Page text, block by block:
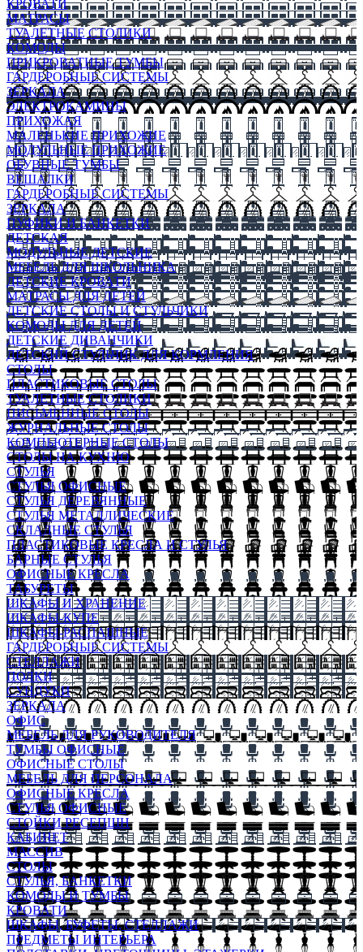
КРОВАТИ
МАТРАСЫ
ТУАЛЕТНЫЕ СТОЛИКИ
КОМОДЫ
ПРИКРОВАТНЫЕ ТУМБЫ
ГАРДЕРОБНЫЕ СИСТЕМЫ
ЗЕРКАЛА
ЭЛЕКТРОКАМИНЫ
ПРИХОЖАЯ
МАЛЕНЬКИЕ ПРИХОЖИЕ
МОДУЛЬНЫЕ ПРИХОЖИЕ
ОБУВНЫЕ ТУМБЫ
ВЕШАЛКИ
ГАРДЕРОБНЫЕ СИСТЕМЫ
ЗЕРКАЛА
ПУФИКИ И БАНКЕТКИ
ДЕТСКАЯ
МОДУЛЬНЫЕ ДЕТСКИЕ
МЕБЕЛЬ ДЛЯ ШКОЛЬНИКА
ДЕТСКИЕ КРОВАТИ
МАТРАСЫ ДЛЯ ДЕТЕЙ
ДЕТСКИЕ СТОЛЫ И СТУЛЬЧИКИ
КОМОДЫ ДЛЯ ДЕТЕЙ
ДЕТСКИЕ ДИВАНЧИКИ
ДЕТСКИЙ СТУЛЬЧИК ДЛЯ КОРМЛЕНИЯ
СТОЛЫ
ПЛАСТИКОВЫЕ СТОЛЫ
ТУАЛЕТНЫЕ СТОЛИКИ
ПИСЬМЕННЫЕ СТОЛЫ
ЖУРНАЛЬНЫЕ СТОЛЫ
КОМПЬЮТЕРНЫЕ СТОЛЫ
СТОЛЫ НА КУХНЮ
СТУЛЬЯ
СТУЛЬЯ ОФИСНЫЕ
СТУЛЬЯ ДЕРЕВЯННЫЕ
СТУЛЬЯ МЕТАЛЛИЧЕСКИЕ
СКЛАДНЫЕ СТУЛЬЯ
ПЛАСТИКОВЫЕ КРЕСЛА И СТУЛЬЯ
БАРНЫЕ СТУЛЬЯ
ОФИСНЫЕ КРЕСЛА
ТАБУРЕТЫ
ШКАФЫ И ХРАНЕНИЕ
ШКАФЫ-КУПЕ
ШКАФЫ-РАСПАШНЫЕ
ГАРДЕРОБНЫЕ СИСТЕМЫ
СТЕЛЛАЖИ
ПОЛКИ
СУНДУКИ
ЗЕРКАЛА
ОФИС
МЕБЕЛЬ ДЛЯ РУКОВОДИТЕЛЯ
ТУМБЫ ОФИСНЫЕ
ОФИСНЫЕ СТОЛЫ
МЕБЕЛЬ ДЛЯ ПЕРСОНАЛА
ОФИСНЫЕ КРЕСЛА
СТУЛЬЯ ОФИСНЫЕ
СТОЙКИ РЕСЕПШН
КАБИНЕТ
МАССИВ
СТОЛЫ
СТУЛЬЯ, БАНКЕТКИ
КОМОДЫ И ТУМБЫ
КРОВАТИ
ШКАФЫ, БУФЕТЫ, СТЕЛЛАЖИ
ПРЕДМЕТЫ ИНТЕРЬЕРА